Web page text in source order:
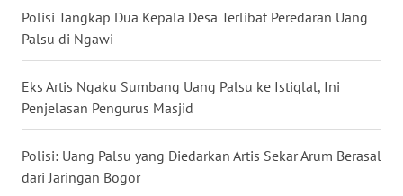
Polisi Tangkap Dua Kepala Desa Terlibat Peredaran Uang
Palsu di Ngawi
Eks Artis Ngaku Sumbang Uang Palsu ke Istiqlal, Ini
Penjelasan Pengurus Masjid
Polisi: Uang Palsu yang Diedarkan Artis Sekar Arum Berasal
dari Jaringan Bogor
WN
WN